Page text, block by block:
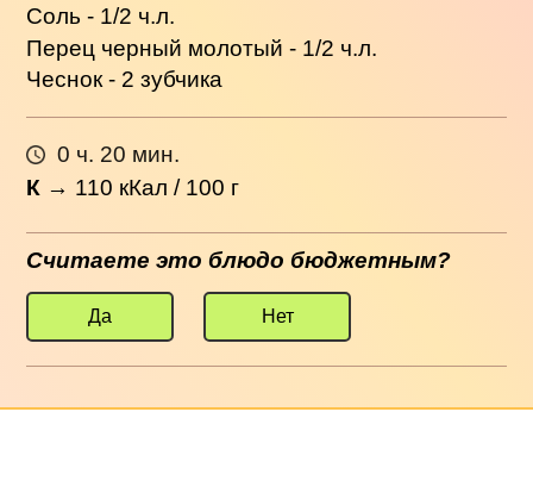
Соль - 1/2 ч.л.
Перец черный молотый - 1/2 ч.л.
Чеснок - 2 зубчика
0 ч. 20 мин.
К → 110 кКал / 100 г
Считаете это блюдо бюджетным?
Да Нет